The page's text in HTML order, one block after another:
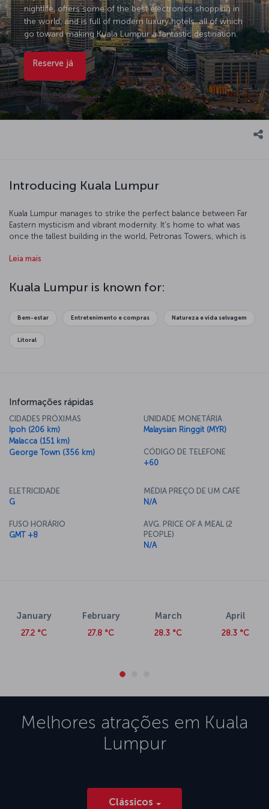
nightlife, offers some of the best electronics shopping in
the world, and is full of modern luxury hotels, all of which
go toward making Kuala Lumpur a fantastic destination.
Reserve já
Introducing Kuala Lumpur
Kuala Lumpur manages to strike the perfect balance between Far
Eastern mysticism and vibrant modernity. It's home to what was
once the tallest building in the world, Petronas Towers, which is
British flag was lowered and the Malay flag raised in Merdeka Square,
Building. Be sure to explore the markets of the city, where you'll
find locally produced goods and electronics - just be sure you
and head up to the top floor for some breathtaking views of the
cuisine has to offer in the tower's revolving restaurant.
Leia mais
Kuala Lumpur is known for:
Bem-estar Entretenimento e compras Natureza e vida selvagem
Litoral
Informações rápidas
CIDADES PRÓXIMAS
Ipoh (206 km)
Malacca (151 km)
George Town (356 km)
UNIDADE MONETÁRIA
Malaysian Ringgit (MYR)
CÓDIGO DE TELEFONE
+60
ELETRICIDADE
G
FUSO HORÁRIO
GMT +8
MÉDIA PREÇO DE UM CAFÉ
N/A
AVG. PRICE OF A MEAL (2
PEOPLE)
N/A
January
27.2 °C
February
27.8 °C
March
28.3 °C
April
28.3 °C
Melhores atrações em Kuala
Lumpur
Clássicos